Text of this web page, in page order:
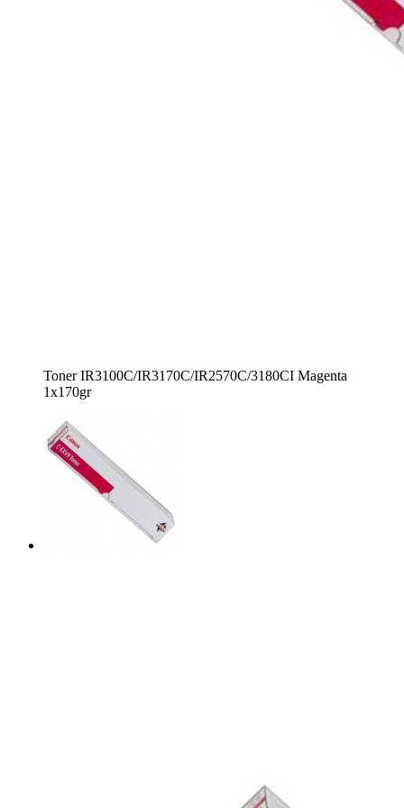
Toner IR3100C/IR3170C/IR2570C/3180CI Magenta
1x170gr